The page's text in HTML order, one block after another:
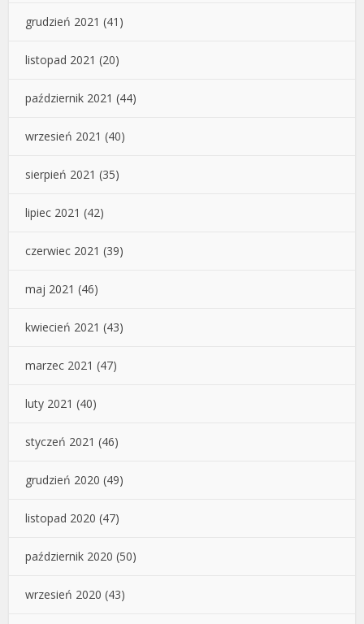
grudzień 2021 (41)
listopad 2021 (20)
październik 2021 (44)
wrzesień 2021 (40)
sierpień 2021 (35)
lipiec 2021 (42)
czerwiec 2021 (39)
maj 2021 (46)
kwiecień 2021 (43)
marzec 2021 (47)
luty 2021 (40)
styczeń 2021 (46)
grudzień 2020 (49)
listopad 2020 (47)
październik 2020 (50)
wrzesień 2020 (43)